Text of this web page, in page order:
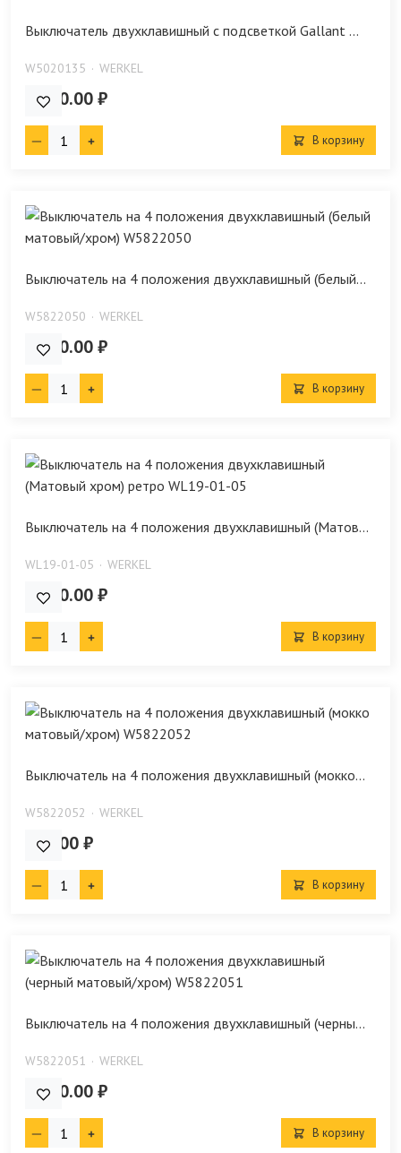
Выключатель двухклавишный с подсветкой Gallant ...
W5020135 WERKEL
1 090.00 ₽
В корзину
Выключатель на 4 положения двухклавишный (белый...
W5822050 WERKEL
1 620.00 ₽
В корзину
Выключатель на 4 положения двухклавишный (Матов...
WL19-01-05 WERKEL
1 390.00 ₽
В корзину
Выключатель на 4 положения двухклавишный (мокко...
W5822052 WERKEL
860.00 ₽
В корзину
Выключатель на 4 положения двухклавишный (черны...
W5822051 WERKEL
1 890.00 ₽
В корзину